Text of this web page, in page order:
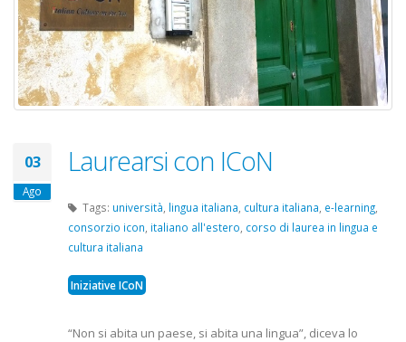
03
Ago
Laurearsi con ICoN
Tags: università lingua italiana cultura italiana e-learning
consorzio icon italiano all'estero corso di laurea in lingua e
cultura italiana
Iniziative ICoN
“Non si abita un paese, si abita una lingua”, diceva lo